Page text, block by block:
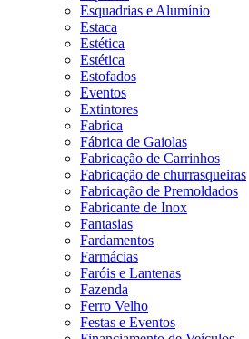
Esquadrias e Alumínio
Estaca
Estética
Estética
Estofados
Eventos
Extintores
Fabrica
Fábrica de Gaiolas
Fabricação de Carrinhos
Fabricação de churrasqueiras
Fabricação de Premoldados
Fabricante de Inox
Fantasias
Fardamentos
Farmácias
Faróis e Lantenas
Fazenda
Ferro Velho
Festas e Eventos